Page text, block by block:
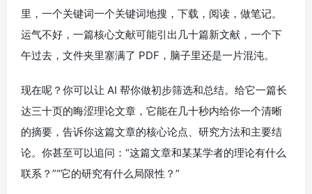
里，一个关键词一个关键词地搜，下载，阅读，做笔记。
运气不好，一篇核心文献可能引出几十篇新文献，一个下
午过去，文件夹里塞满了 PDF，脑子里还是一片混沌。
现在呢？你可以让 AI 帮你做初步筛选和总结。给它一篇长
达三十页的晦涩理论文章，它能在几十秒内给你一个清晰
的摘要，告诉你这篇文章的核心论点、研究方法和主要结
论。你甚至可以追问：“这篇文章和某某学者的理论有什么
联系？”“它的研究有什么局限性？”